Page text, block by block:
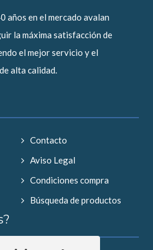
años en el mercado avalan
la máxima satisfacción de
el mejor servicio y el
alta calidad.
Contacto
Aviso Legal
Condiciones compra
Búsqueda de productos